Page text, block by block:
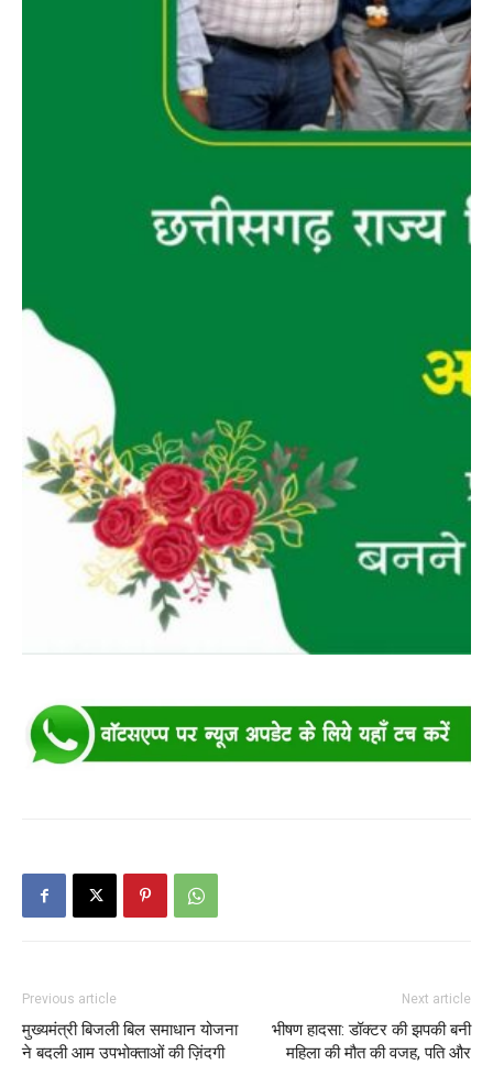
Previous article
मुख्यमंत्री बिजली बिल समाधान योजना
ने बदली आम उपभोक्ताओं की ज़िंदगी
Next article
भीषण हादसा: डॉक्टर की झपकी बनी
महिला की मौत की वजह, पति और